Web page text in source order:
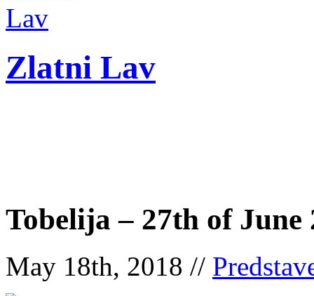
Zlatni Lav
Tobelija – 27th of June
May 18th, 2018 //